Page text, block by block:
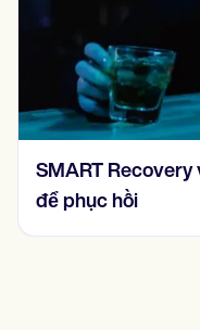
Lòng tự trọng so
khác biệt chính